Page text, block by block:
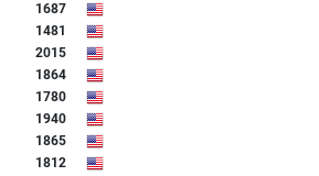
1687
1481
2015
1864
1780
1940
1865
1812